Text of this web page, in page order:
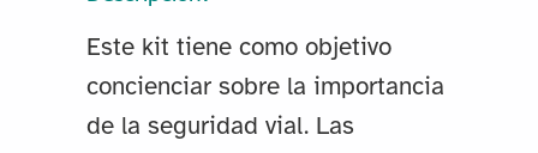
Este kit tiene como objetivo
concienciar sobre la importancia
de la seguridad vial. Las